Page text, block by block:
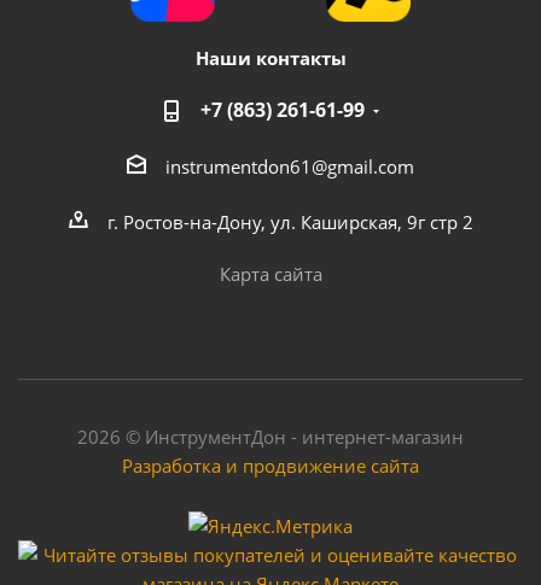
Наши контакты
+7 (863) 261-61-99
instrumentdon61@gmail.com
г. Ростов-на-Дону, ул. Каширская, 9г стр 2
Карта сайта
2026 © ИнструментДон - интернет-магазин
Разработка и продвижение сайта